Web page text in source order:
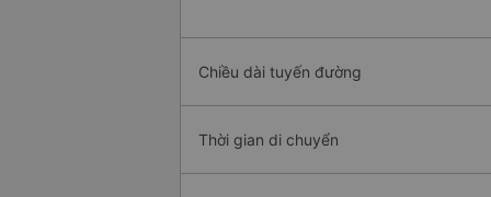
Chiều dài tuyến đường
Thời gian di chuyển